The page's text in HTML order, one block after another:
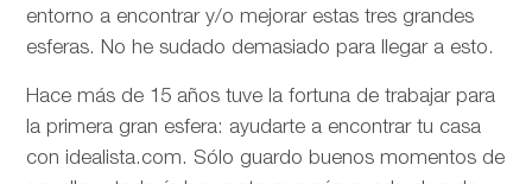
entorno a encontrar y/o mejorar estas tres grandes
esferas. No he sudado demasiado para llegar a esto.
Hace más de 15 años tuve la fortuna de trabajar para
la primera gran esfera: ayudarte a encontrar tu casa
con idealista.com. Sólo guardo buenos momentos de